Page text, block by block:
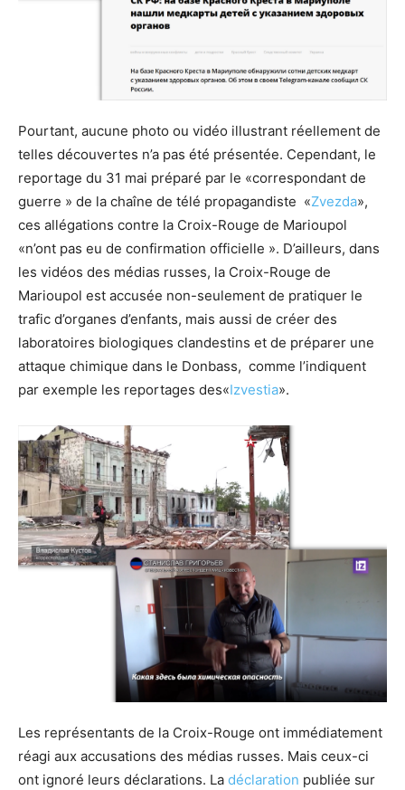
Pourtant, aucune photo ou vidéo illustrant réellement de
telles découvertes n’a pas été présentée. Cependant, le
reportage du 31 mai préparé par le «correspondant de
guerre » de la chaîne de télé propagandiste «Zvezda»,
ces allégations contre la Croix-Rouge de Marioupol
«n’ont pas eu de confirmation officielle ». D’ailleurs, dans
les vidéos des médias russes, la Croix-Rouge de
Marioupol est accusée non-seulement de pratiquer le
trafic d’organes d’enfants, mais aussi de créer des
laboratoires biologiques clandestins et de préparer une
attaque chimique dans le Donbass, comme l’indiquent
par exemple les reportages des«Izvestia».
Les représentants de la Croix-Rouge ont immédiatement
réagi aux accusations des médias russes. Mais ceux-ci
ont ignoré leurs déclarations. La déclaration publiée sur